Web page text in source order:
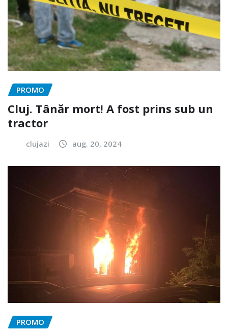
PROMO
Cluj. Tânăr mort! A fost prins sub un
tractor
clujazi aug. 20, 2024
PROMO